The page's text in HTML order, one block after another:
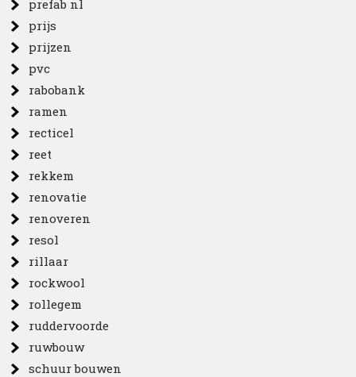
prefab nl
prijs
prijzen
pvc
rabobank
ramen
recticel
reet
rekkem
renovatie
renoveren
resol
rillaar
rockwool
rollegem
ruddervoorde
ruwbouw
schuur bouwen